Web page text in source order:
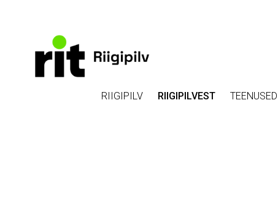
RIIGIPILV RIIGIPILVEST TEENUSED